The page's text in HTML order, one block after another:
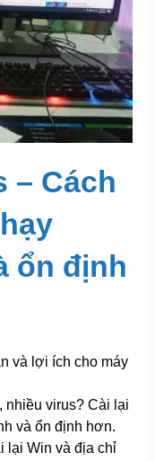
– Cách
ổn định
và lợi ích cho máy
nhiều virus? Cài lại
và ổn định hơn.
lại Win và địa chỉ